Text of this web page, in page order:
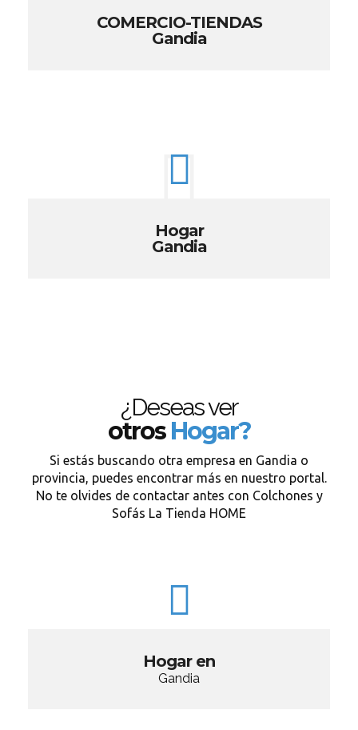
COMERCIO-TIENDAS
Gandia
Hogar
Gandia
¿Deseas ver
otrosHogar?
Si estás buscando otra empresa en Gandia o
provincia, puedes encontrar más en nuestro portal.
No te olvides de contactar antes con Colchones y
Sofás La Tienda HOME
Hogar en
Gandia